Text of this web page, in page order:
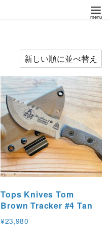
Tops Knives Tom
Brown Tracker #4 Tan
¥23,980